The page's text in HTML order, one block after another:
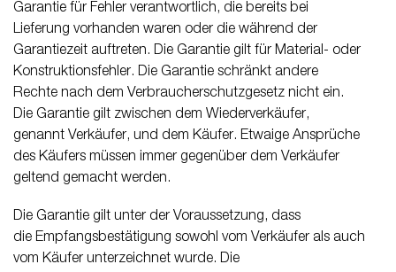
Garantie für Fehler verantwortlich, die bereits bei
Lieferung vorhanden waren oder die während der
Garantiezeit auftreten. Die Garantie gilt für Material- oder
Konstruktionsfehler. Die Garantie schränkt andere
Rechte nach dem Verbraucherschutzgesetz nicht ein.
Die Garantie gilt zwischen dem Wiederverkäufer,
genannt Verkäufer, und dem Käufer. Etwaige Ansprüche
des Käufers müssen immer gegenüber dem Verkäufer
geltend gemacht werden.
Die Garantie gilt unter der Voraussetzung, dass
die Empfangsbestätigung sowohl vom Verkäufer als auch
vom Käufer unterzeichnet wurde. Die